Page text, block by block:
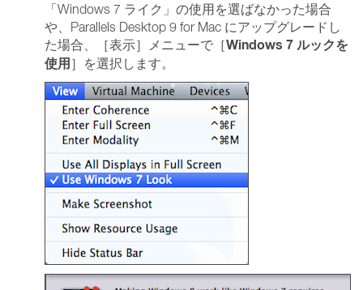
「Windows 7 ライク」の使用を選ばなかった場合
や、Parallels Desktop 9 for Mac にアップグレードし
た場合、［表示］メニューで［Windows 7 ルックを
使用］を選択します。